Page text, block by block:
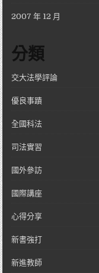
2007 年 12 月
分類
交大法學評論
優良事蹟
全國科法
司法實習
國外參訪
國際講座
心得分享
新書強打
新進教師